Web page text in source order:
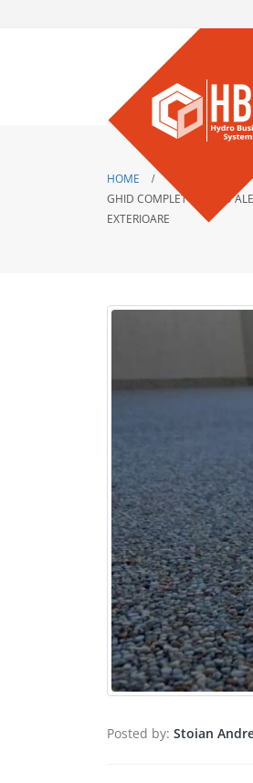
HOME
GHID COMPLET PENTRU
EXTERIOARE
Posted by: Stoian